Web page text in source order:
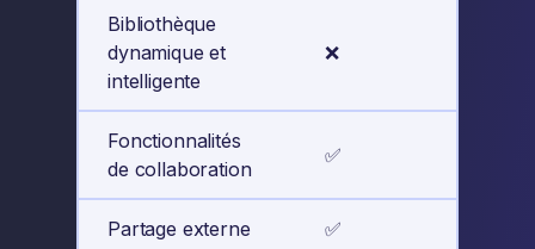
Bibliothèque
dynamique et
intelligente
❌
Fonctionnalités
de collaboration
✅
Partage externe ✅